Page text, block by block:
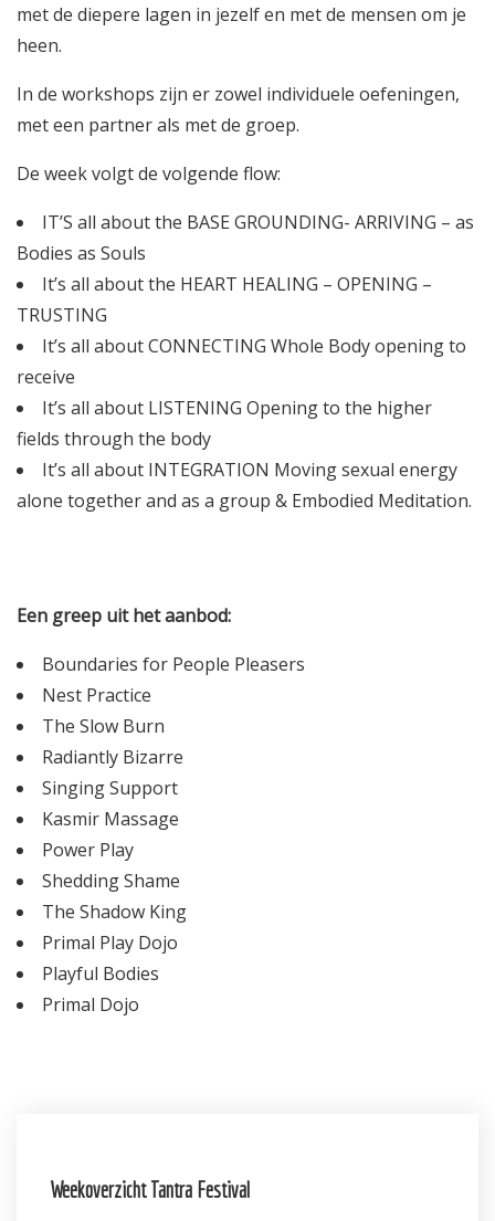
met de diepere lagen in jezelf en met de mensen om je
heen.
In de workshops zijn er zowel individuele oefeningen,
met een partner als met de groep.
De week volgt de volgende flow:
IT’S all about the BASE GROUNDING- ARRIVING – as
Bodies as Souls
It’s all about the HEART HEALING – OPENING –
TRUSTING
It’s all about CONNECTING Whole Body opening to
receive
It’s all about LISTENING Opening to the higher
fields through the body
It’s all about INTEGRATION Moving sexual energy
alone together and as a group & Embodied Meditation.
Een greep uit het aanbod:
Boundaries for People Pleasers
Nest Practice
The Slow Burn
Radiantly Bizarre
Singing Support
Kasmir Massage
Power Play
Shedding Shame
The Shadow King
Primal Play Dojo
Playful Bodies
Primal Dojo
Weekoverzicht Tantra Festival